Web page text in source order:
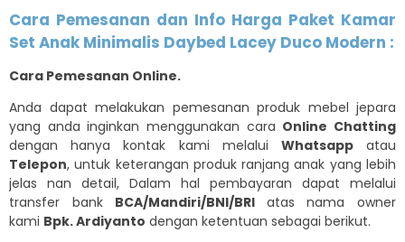
Cara Pemesanan dan Info Harga Paket Kamar
Set Anak Minimalis Daybed Lacey Duco Modern :
Cara Pemesanan Online.
Anda dapat melakukan pemesanan produk mebel jepara
yang anda inginkan menggunakan cara Online Chatting
dengan hanya kontak kami melalui Whatsappatau
Telepon, untuk keterangan produk ranjang anak yang lebih
jelas nan detail, Dalam hal pembayaran dapat melalui
transfer bank BCA/Mandiri/BNI/BRI atas nama owner
kami Bpk. Ardiyanto dengan ketentuan sebagai berikut.